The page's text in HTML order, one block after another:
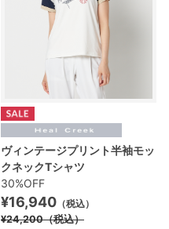
ヴィンテージプリント半袖モッ
クネックTシャツ
30%OFF
¥16,940 （税込）
¥24,200（税込）